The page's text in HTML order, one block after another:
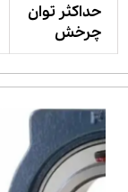
حداکثر توان
چرخش